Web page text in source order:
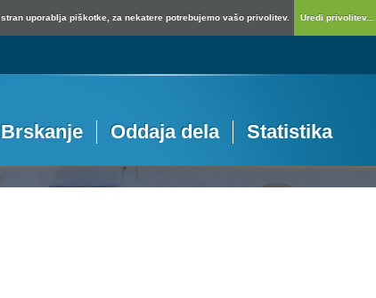
uporablja piškotke, za nekatere potrebujemo vašo privolitev. Uredi privolitev...
Brskanje Oddaja dela Statistika